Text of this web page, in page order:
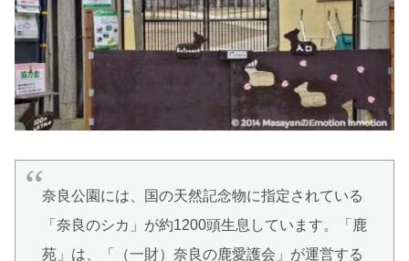
奈良公園には、国の天然記念物に指定されている
「奈良のシカ」が約1200頭生息しています。「鹿
苑」は、「（一財）奈良の鹿愛護会」が運営する